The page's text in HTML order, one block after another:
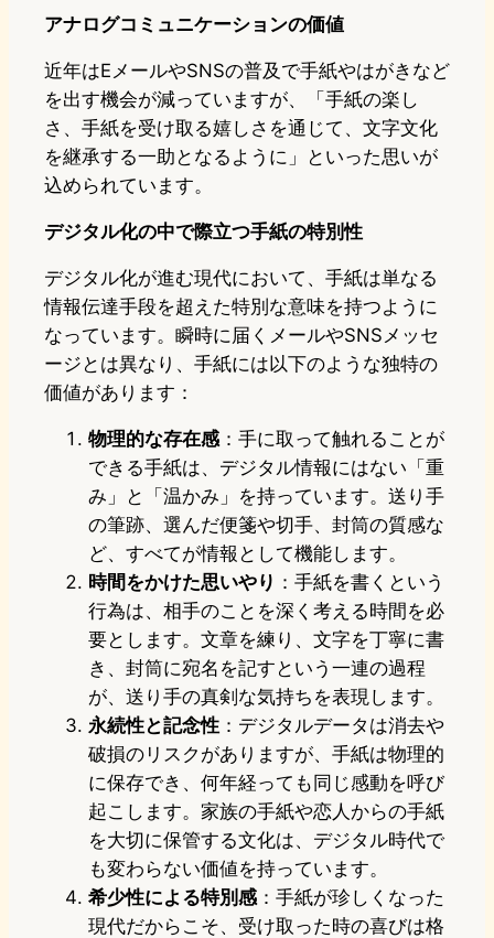
アナログコミュニケーションの価値
近年はEメールやSNSの普及で手紙やはがきなど
を出す機会が減っていますが、「手紙の楽し
さ、手紙を受け取る嬉しさを通じて、文字文化
を継承する一助となるように」といった思いが
込められています。
デジタル化の中で際立つ手紙の特別性
デジタル化が進む現代において、手紙は単なる
情報伝達手段を超えた特別な意味を持つように
なっています。瞬時に届くメールやSNSメッセ
ージとは異なり、手紙には以下のような独特の
価値があります：
物理的な存在感 ：手に取って触れることが
できる手紙は、デジタル情報にはない「重
み」と「温かみ」を持っています。送り手
の筆跡、選んだ便箋や切手、封筒の質感な
ど、すべてが情報として機能します。
時間をかけた思いやり ：手紙を書くという
行為は、相手のことを深く考える時間を必
要とします。文章を練り、文字を丁寧に書
き、封筒に宛名を記すという一連の過程
が、送り手の真剣な気持ちを表現します。
永続性と記念性 ：デジタルデータは消去や
破損のリスクがありますが、手紙は物理的
に保存でき、何年経っても同じ感動を呼び
起こします。家族の手紙や恋人からの手紙
を大切に保管する文化は、デジタル時代で
も変わらない価値を持っています。
希少性による特別感 ：手紙が珍しくなった
現代だからこそ、受け取った時の喜びは格